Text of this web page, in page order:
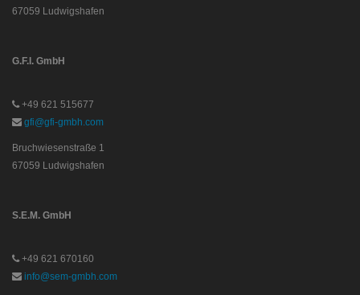
67059 Ludwigshafen
G.F.I. GmbH
+49 621 515677
gfi@gfi-gmbh.com
Bruchwiesenstraße 1
67059 Ludwigshafen
S.E.M. GmbH
+49 621 670160
info@sem-gmbh.com